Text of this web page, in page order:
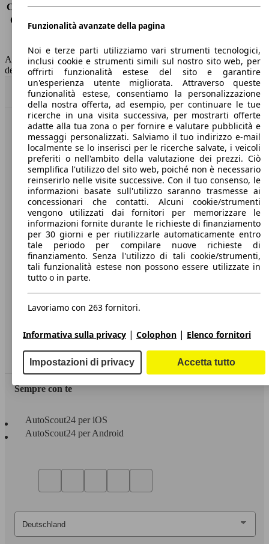
Consumo (extra-urbano) 9.3 l/100km
Consumo (combinato)*
11.2 l/100km
Capacità del serbatoio
80 l
AutoScout24 non si assume alcuna responsabilità per la correttezza
dei dati.
Torna su
Benvenuti su AutoScout24, il mercato auto europeo.
Società
A proposito di AutoScout24
Stampa
Media
Condizioni generali
Informazioni
Privacy
Dichiarazione di Accessibilità
Servizi
Area rivenditori
Sempre con te
AutoScout24 per iOS
AutoScout24 per Android
Funzionalità avanzate della pagina
Noi e terze parti utilizziamo vari strumenti tecnologici,
inclusi cookie e strumenti simili sul nostro sito web, per
offrirti funzionalità estese del sito e garantire
un'esperienza utente migliorata. Attraverso queste
funzionalità estese, consentiamo la personalizzazione
della nostra offerta, ad esempio, per continuare le tue
ricerche in una visita successiva, per mostrarti offerte
adatte alla tua zona o per fornire e valutare pubblicità e
messaggi personalizzati. Salviamo il tuo indirizzo e-mail
localmente se lo inserisci per le ricerche salvate, i veicoli
preferiti o nell'ambito della valutazione dei prezzi. Ciò
semplifica l'utilizzo del sito web, poiché non è necessario
reinserirlo nelle visite successive. Con il tuo consenso, le
informazioni basate sull'utilizzo saranno trasmesse ai
concessionari che contatti. Alcuni cookie/strumenti
vengono utilizzati dai fornitori per memorizzare le
informazioni fornite durante le richieste di finanziamento
per 30 giorni e per riutilizzarle automaticamente entro
tale periodo per compilare nuove richieste di
finanziamento. Senza l'utilizzo di tali cookie/strumenti,
tali funzionalità estese non possono essere utilizzate in
tutto o in parte.
Lavoriamo con 263 fornitori.
Informativa sulla privacy | Colophon | Elenco fornitori
Impostazioni di privacy Accetta tutto